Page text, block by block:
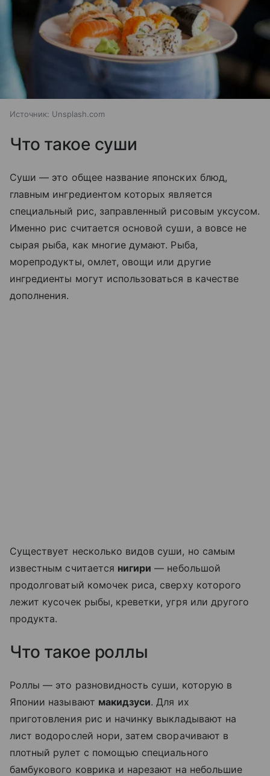
Источник: Unsplash.com
Что такое суши
Суши — это общее название японских блюд,
главным ингредиентом которых является
специальный рис, заправленный рисовым уксусом.
Именно рис считается основой суши, а вовсе не
сырая рыба, как многие думают. Рыба,
морепродукты, омлет, овощи или другие
ингредиенты могут использоваться в качестве
дополнения.
Существует несколько видов суши, но самым
известным считается нигири — небольшой
продолговатый комочек риса, сверху которого
лежит кусочек рыбы, креветки, угря или другого
продукта.
Что такое роллы
Роллы — это разновидность суши, которую в
Японии называют макидзуси. Для их
приготовления рис и начинку выкладывают на
лист водорослей нори, затем сворачивают в
плотный рулет с помощью специального
бамбукового коврика и нарезают на небольшие